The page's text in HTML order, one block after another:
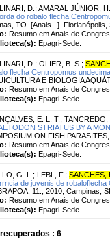
D. ; AMARAL JÚNIOR, H.
do robalo flecha
TO. [Anais...]. Florianópolis,
Resumo em Anais de
Epagri-Sede.
D. ; OLIER, B. S. ;
flecha Centropomus
E BIOLOGIA
Resumo em Anais de
Epagri-Sede.
E. L. T. ; TANCREDO,
STRIATUS BY A
ON FISH
Resumo em Anais de
Epagri-Sede.
G. L. ; LEBL, F. ; SANCHES,
de juvenis de
11., 2010, Campinas,
Resumo em Anais de
Epagri-Sede.
: 6